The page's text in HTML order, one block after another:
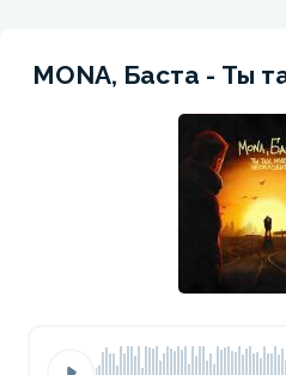
MONA, Баста - Ты